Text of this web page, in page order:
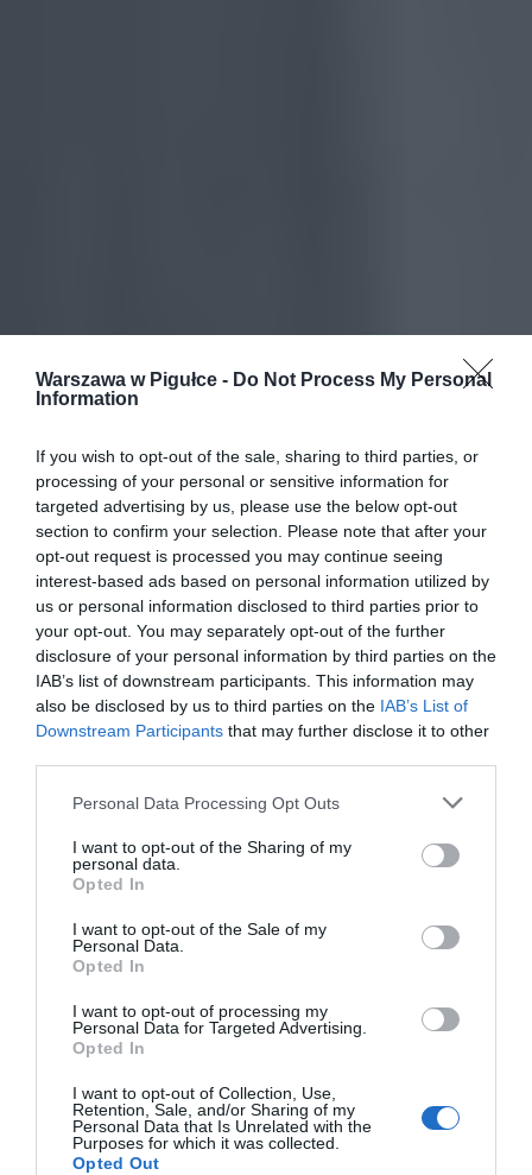
Warszawa w Pigułce - Do Not Process My Personal
Information
If you wish to opt-out of the sale, sharing to third parties, or
processing of your personal or sensitive information for
targeted advertising by us, please use the below opt-out
section to confirm your selection. Please note that after your
opt-out request is processed you may continue seeing
interest-based ads based on personal information utilized by
us or personal information disclosed to third parties prior to
your opt-out. You may separately opt-out of the further
disclosure of your personal information by third parties on the
IAB’s list of downstream participants. This information may
also be disclosed by us to third parties on the IAB’s List of
Downstream Participants that may further disclose it to other
Personal Data Processing Opt Outs
I want to opt-out of the Sharing of my
personal data.
Opted In
I want to opt-out of the Sale of my
Personal Data.
Opted In
I want to opt-out of processing my
Personal Data for Targeted Advertising.
Opted In
I want to opt-out of Collection, Use,
Retention, Sale, and/or Sharing of my
Personal Data that Is Unrelated with the
Purposes for which it was collected.
Opted Out